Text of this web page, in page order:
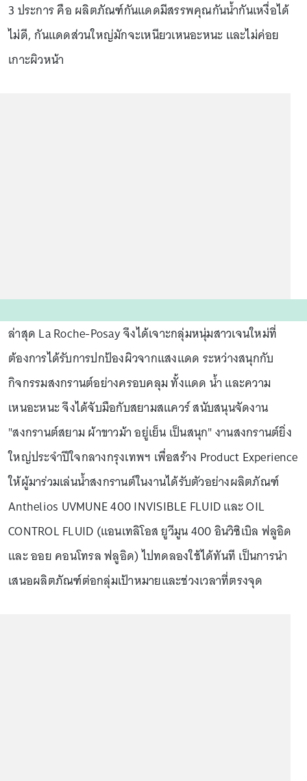
3 ประการ คือ ผลิตภัณฑ์กันแดดมีสรรพคุณกันน้ำกันเหงื่อได้
ไม่ดี, กันแดดส่วนใหญ่มักจะเหนียวเหนอะหนะ และไม่ค่อย
เกาะผิวหน้า
ล่าสุด La Roche-Posay จึงได้เจาะกลุ่มหนุ่มสาวเจนใหม่ที่
ต้องการได้รับการปกป้องผิวจากแสงแดด ระหว่างสนุกกับ
กิจกรรมสงกรานต์อย่างครอบคลุม ทั้งแดด น้ำ และความ
เหนอะหนะ จึงได้จับมือกับสยามสแควร์ สนับสนุนจัดงาน
"สงกรานต์สยาม ผ้าขาวม้า อยู่เย็น เป็นสนุก" งานสงกรานต์ยิ่ง
ใหญ่ประจำปีใจกลางกรุงเทพฯ เพื่อสร้าง Product Experience
ให้ผู้มาร่วมเล่นน้ำสงกรานต์ในงานได้รับตัวอย่างผลิตภัณฑ์
Anthelios UVMUNE 400 INVISIBLE FLUID และ OIL
CONTROL FLUID (แอนเทลิโอส ยูวีมูน 400 อินวิซิเบิล ฟลูอิด
และ ออย คอนโทรล ฟลูอิด) ไปทดลองใช้ได้ทันที เป็นการนำ
เสนอผลิตภัณฑ์ต่อกลุ่มเป้าหมายและช่วงเวลาที่ตรงจุด